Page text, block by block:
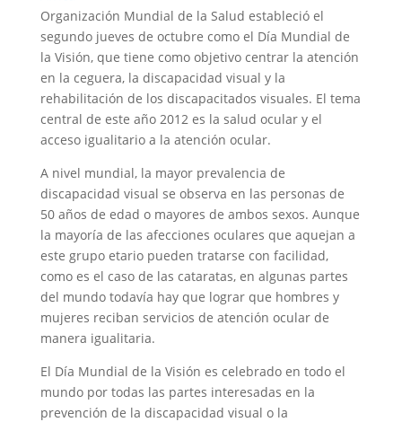
Organización Mundial de la Salud estableció el
segundo jueves de octubre como el Día Mundial de
la Visión, que tiene como objetivo centrar la atención
en la ceguera, la discapacidad visual y la
rehabilitación de los discapacitados visuales. El tema
central de este año 2012 es la salud ocular y el
acceso igualitario a la atención ocular.
A nivel mundial, la mayor prevalencia de
discapacidad visual se observa en las personas de
50 años de edad o mayores de ambos sexos. Aunque
la mayoría de las afecciones oculares que aquejan a
este grupo etario pueden tratarse con facilidad,
como es el caso de las cataratas, en algunas partes
del mundo todavía hay que lograr que hombres y
mujeres reciban servicios de atención ocular de
manera igualitaria.
El Día Mundial de la Visión es celebrado en todo el
mundo por todas las partes interesadas en la
prevención de la discapacidad visual o la